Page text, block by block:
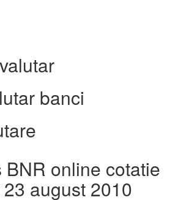
banci
BNR online cotatie
august 2010